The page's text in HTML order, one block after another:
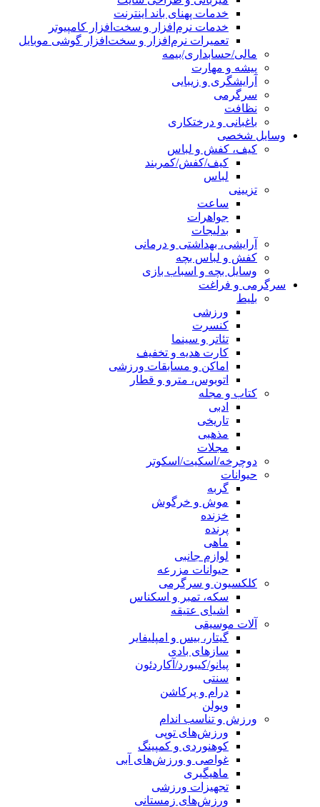
خدمات پهنای باند اینترنت
خدمات نرم‌افزار و سخت‌افزار کامپیوتر
تعمیرات نرم‌افزار و سخت‌افزار گوشی موبایل
مالی/حسابداری/بیمه
پیشه و مهارت
آرایشگری و زیبایی
سرگرمی
نظافت
باغبانی و درختکاری
وسایل شخصی
کیف، کفش و لباس
کیف/کفش/کمربند
لباس
تزیینی
ساعت
جواهرات
بدلیجات
آرایشی، بهداشتی و درمانی
کفش و لباس بچه
وسایل بچه و اسباب بازی
سرگرمی و فراغت
بلیط
ورزشی
کنسرت
تئاتر و سینما
کارت هدیه و تخفیف
اماکن و مسابقات ورزشی
اتوبوس، مترو و قطار
کتاب و مجله
ادبی
تاریخی
مذهبی
مجلات
دوچرخه/اسکیت/اسکوتر
حیوانات
گربه
موش و خرگوش
خزنده
پرنده
ماهی
لوازم جانبی
حیوانات مزرعه
کلکسیون و سرگرمی
سکه، تمبر و اسکناس
اشیای عتیقه
آلات موسیقی
گیتار، بیس و امپلیفایر
سازهای بادی
پیانو/کیبورد/آکاردئون
سنتی
درام و پرکاشن
ویولن
ورزش و تناسب اندام
ورزش‌های توپی
کوهنوردی و کمپینگ
غواصی و ورزش‌های آبی
ماهیگیری
تجهیزات ورزشی
ورزش‌های زمستانی